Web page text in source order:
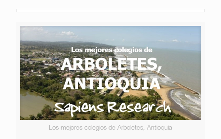
Los mejores colegios de Arboletes, Antioquia